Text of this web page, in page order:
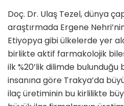
Doç. Dr. Ulaş Tezel, dünya
araştırmada Ergene
Etiyopya gibi ülkelerde yer
birlikte aktif farmakolojik
ilk %20’lik dilimde bulunduğu
insanına göre Trakya’da
ilaç üretiminin bu kirlilikte